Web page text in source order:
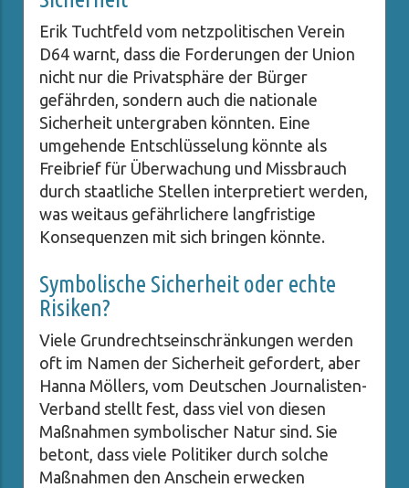
Erik Tuchtfeld vom netzpolitischen Verein
D64 warnt, dass die Forderungen der Union
nicht nur die Privatsphäre der Bürger
gefährden, sondern auch die nationale
Sicherheit untergraben könnten. Eine
umgehende Entschlüsselung könnte als
Freibrief für Überwachung und Missbrauch
durch staatliche Stellen interpretiert werden,
was weitaus gefährlichere langfristige
Konsequenzen mit sich bringen könnte.
Symbolische Sicherheit oder echte
Risiken?
Viele Grundrechtseinschränkungen werden
oft im Namen der Sicherheit gefordert, aber
Hanna Möllers, vom Deutschen Journalisten-
Verband stellt fest, dass viel von diesen
Maßnahmen symbolischer Natur sind. Sie
betont, dass viele Politiker durch solche
Maßnahmen den Anschein erwecken